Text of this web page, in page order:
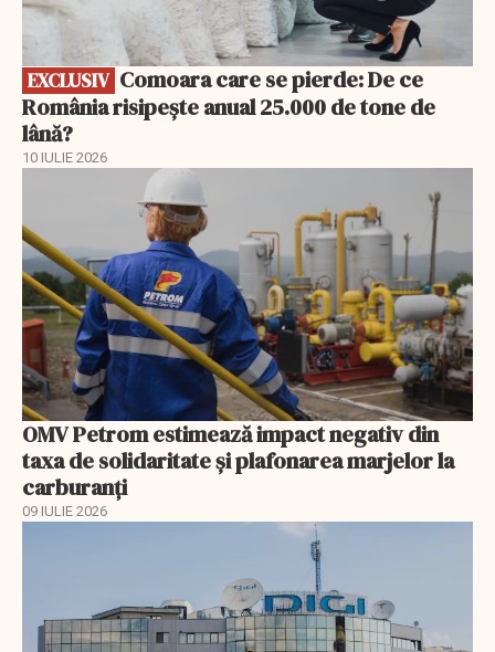
EXCLUSIV
România risipește anual 25.000 de tone de
lână?
10 IULIE 2026
OMV Petrom estimează impact negativ din
taxa de solidaritate și plafonarea marjelor la
carburanți
09 IULIE 2026